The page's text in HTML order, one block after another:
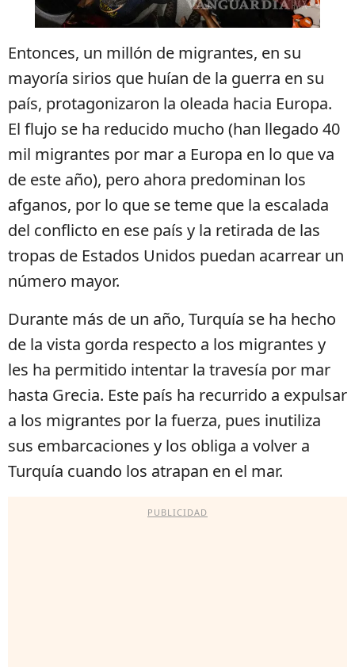
Entonces, un millón de migrantes, en su
mayoría sirios que huían de la guerra en su
país, protagonizaron la oleada hacia Europa.
El flujo se ha reducido mucho (han llegado 40
mil migrantes por mar a Europa en lo que va
de este año), pero ahora predominan los
afganos, por lo que se teme que la escalada
del conflicto en ese país y la retirada de las
tropas de Estados Unidos puedan acarrear un
número mayor.
Durante más de un año, Turquía se ha hecho
de la vista gorda respecto a los migrantes y
les ha permitido intentar la travesía por mar
hasta Grecia. Este país ha recurrido a expulsar
a los migrantes por la fuerza, pues inutiliza
sus embarcaciones y los obliga a volver a
Turquía cuando los atrapan en el mar.
PUBLICIDAD